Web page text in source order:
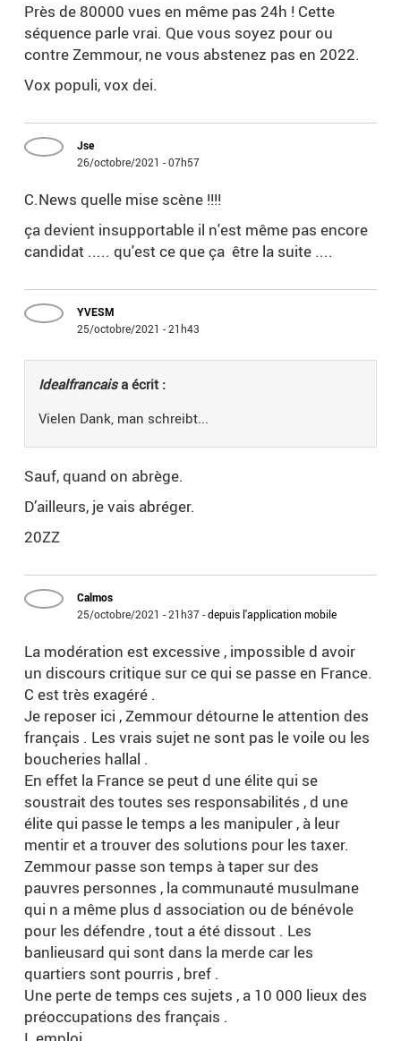
Près de 80000 vues en même pas 24h ! Cette
séquence parle vrai. Que vous soyez pour ou
contre Zemmour, ne vous abstenez pas en 2022.
Vox populi, vox dei.
Jse
26/octobre/2021 - 07h57
C.News quelle mise scène !!!!
ça devient insupportable il n'est même pas encore
candidat ..... qu'est ce que ça être la suite ....
YVESM
25/octobre/2021 - 21h43
Idealfrancaisa écrit :
Vielen Dank, man schreibt...
Sauf, quand on abrège.
D’ailleurs, je vais abréger.
20ZZ
Calmos
25/octobre/2021 - 21h37-depuis l'application mobile
La modération est excessive , impossible d avoir
un discours critique sur ce qui se passe en France.
C est très exagéré .
Je reposer ici , Zemmour détourne le attention des
français . Les vrais sujet ne sont pas le voile ou les
boucheries hallal .
En effet la France se peut d une élite qui se
soustrait des toutes ses responsabilités , d une
élite qui passe le temps a les manipuler , à leur
mentir et a trouver des solutions pour les taxer.
Zemmour passe son temps à taper sur des
pauvres personnes , la communauté musulmane
qui n a même plus d association ou de bénévole
pour les défendre , tout a été dissout . Les
banlieusard qui sont dans la merde car les
quartiers sont pourris , bref .
Une perte de temps ces sujets , a 10 000 lieux des
préoccupations des français .